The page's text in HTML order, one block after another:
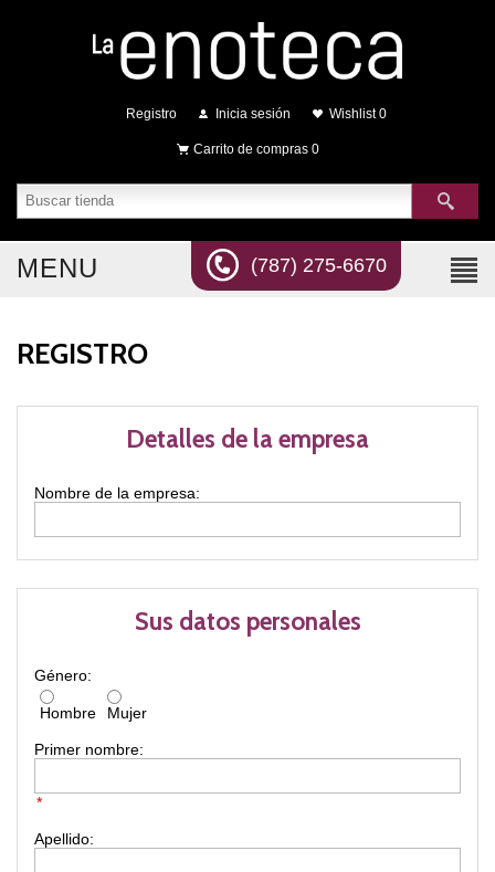
Registro Inicia sesión Wishlist 0
Carrito de compras 0
(787) 275-6670
MENU
REGISTRO
Sus datos personales
Género:
Hombre Mujer
Primer nombre:
*
Apellido:
Detalles de la empresa
Nombre de la empresa: